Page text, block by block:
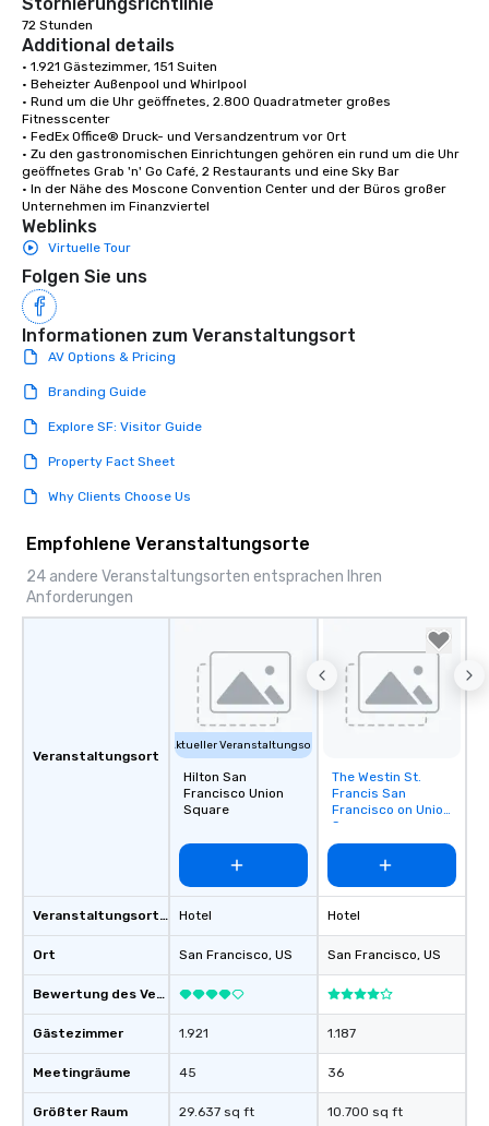
72 Stunden
Additional details
• 1.921 Gästezimmer, 151 Suiten
• Beheizter Außenpool und Whirlpool
• Rund um die Uhr geöffnetes, 2.800 Quadratmeter großes
Fitnesscenter
• FedEx Office® Druck- und Versandzentrum vor Ort
• Zu den gastronomischen Einrichtungen gehören ein rund um die Uhr
geöffnetes Grab 'n' Go Café, 2 Restaurants und eine Sky Bar
• In der Nähe des Moscone Convention Center und der Büros großer
Unternehmen im Finanzviertel
Weblinks
Virtuelle Tour
Folgen Sie uns
Informationen zum Veranstaltungsort
AV Options & Pricing
Branding Guide
Explore SF: Visitor Guide
Property Fact Sheet
Why Clients Choose Us
Empfohlene Veranstaltungsorte
24 andere Veranstaltungsorten entsprachen Ihren
Anforderungen
Veranstaltungsort
Veranstaltungsortstyp
Ort
Bewertung des Veranstaltungsortes
Gästezimmer
Meetingräume
Größter Raum
Aktueller Veranstaltungsort
Hilton San
Francisco Union
Square
Hotel
San Francisco, US
1.921
45
29.637 sq ft
Removed from
favorites
The Westin St.
Francis San
Francisco on Union
Square
Hotel
San Francisco, US
1.187
36
10.700 sq ft